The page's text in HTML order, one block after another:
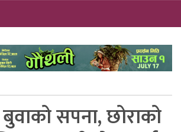
बुवाको सपना, छोराको